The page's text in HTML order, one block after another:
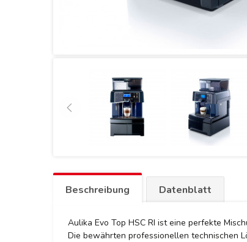
Beschreibung Datenblatt
Aulika Evo Top HSC RI ist eine perfekte
Die bewährten professionellen technischen